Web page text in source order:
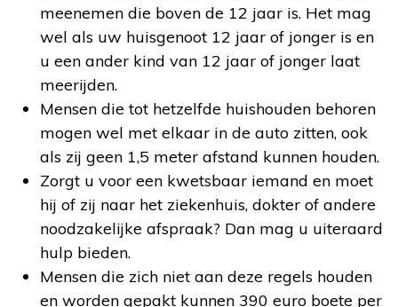
meenemen die boven de 12 jaar is. Het mag
wel als uw huisgenoot 12 jaar of jonger is en
u een ander kind van 12 jaar of jonger laat
meerijden.
Mensen die tot hetzelfde huishouden behoren
mogen wel met elkaar in de auto zitten, ook
als zij geen 1,5 meter afstand kunnen houden.
Zorgt u voor een kwetsbaar iemand en moet
hij of zij naar het ziekenhuis, dokter of andere
noodzakelijke afspraak? Dan mag u uiteraard
hulp bieden.
Mensen die zich niet aan deze regels houden
en worden gepakt kunnen 390 euro boete per